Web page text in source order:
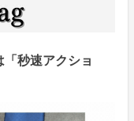
秒速アクショ